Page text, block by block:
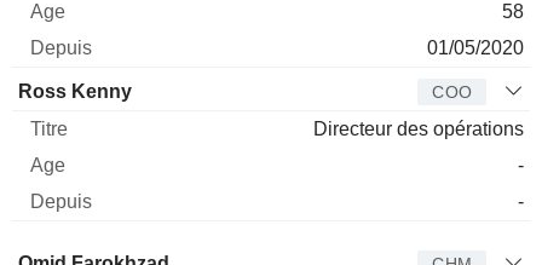
58
01/05/2020
Ross Kenny COO
Directeur des opérations
-
-